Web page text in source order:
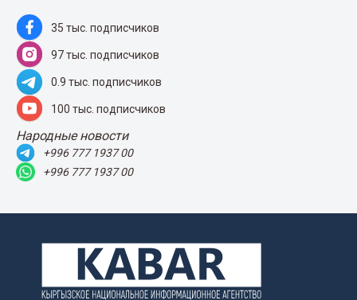
35 тыс. подписчиков
97 тыс. подписчиков
0.9 тыс. подписчиков
100 тыс. подписчиков
Народные новости
+996 777 1937 00
+996 777 1937 00